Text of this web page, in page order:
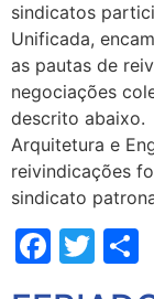
sindicatos
Unificada,
as pautas de
negociações
descrito abaixo.
Arquitetura e
reivindicações
sindicato